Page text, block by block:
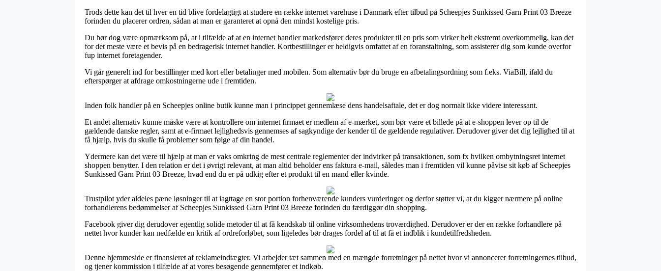
Trods dette kan det til hver en tid blive fordelagtigt at studere en række internet varehuse i Danmark efter tilbud på Scheepjes Sunkissed Garn Print 03 Breeze
forinden du placerer ordren, sådan at man er garanteret at opnå den mindst kostelige pris.
Du bør dog være opmærksom på, at i tilfælde af at en internet handler markedsfører deres produkter til en pris som virker helt ekstremt overkommelig, kan det
for det meste være et bevis på en bedragerisk internet handler. Kortbestillinger er heldigvis omfattet af en foranstaltning, som assisterer dig som kunde overfor
fup internet foretagender.
Vi går generelt ind for bestillinger med kort eller betalinger med mobilen. Som alternativ bør du bruge en afbetalingsordning som f.eks. ViaBill, ifald du
efterspørger at afdrage omkostningerne ude i fremtiden.
Inden folk handler på en Scheepjes online butik kunne man i princippet gennemlæse dens handelsaftale, det er dog normalt ikke videre interessant.
Et andet alternativ kunne måske være at kontrollere om internet firmaet er medlem af e-mærket, som bør være et billede på at e-shoppen lever op til de
gældende danske regler, samt at e-firmaet lejlighedsvis gennemses af sagkyndige der kender til de gældende regulativer. Derudover giver det dig lejlighed til at
få hjælp, hvis du skulle få problemer som følge af din handel.
Ydermere kan det være til hjælp at man er vaks omkring de mest centrale reglementer der indvirker på transaktionen, som fx hvilken ombytningsret internet
shoppen benytter. I den relation er det i øvrigt relevant, at man altid beholder ens faktura e-mail, således man i fremtiden vil kunne påvise sit køb af Scheepjes
Sunkissed Garn Print 03 Breeze, hvad end du er på udkig efter et produkt til en mand eller kvinde.
Trustpilot yder aldeles pæne løsninger til at iagttage en stor portion forhenværende kunders vurderinger og derfor støtter vi, at du kigger nærmere på online
forhandlerens bedømmelser af Scheepjes Sunkissed Garn Print 03 Breeze forinden du færdiggør din shopping.
Facebook giver dig derudover egentlig solide metoder til at få kendskab til online virksomhedens troværdighed. Derudover er der en række forhandlere på
nettet hvor kunder kan nedfælde en kritik af ordreforløbet, som ligeledes bør drages fordel af til at få et indblik i kundetilfredsheden.
Denne hjemmeside er finansieret af reklameindtægter. Vi arbejder tæt sammen med en mængde forretninger på nettet hvor vi annoncerer forretningernes tilbud,
og tjener kommission i tilfælde af at vores besøgende gennemfører et indkøb.